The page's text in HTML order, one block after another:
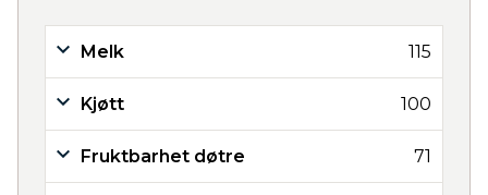
Melk 115
Kjøtt 100
Fruktbarhet døtre 71